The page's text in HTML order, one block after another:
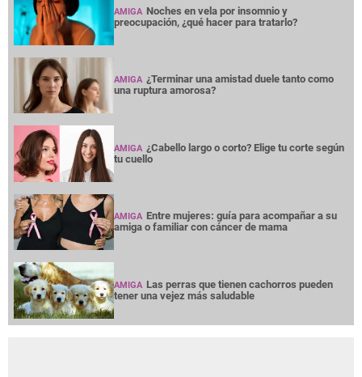
AMIGA Noches en vela por insomnio y
preocupación, ¿qué hacer para tratarlo?
AMIGA ¿Terminar una amistad duele tanto como
una ruptura amorosa?
AMIGA ¿Cabello largo o corto? Elige tu corte según
tu cuello
AMIGA Entre mujeres: guía para acompañar a su
amiga o familiar con cáncer de mama
AMIGA Las perras que tienen cachorros pueden
tener una vejez más saludable